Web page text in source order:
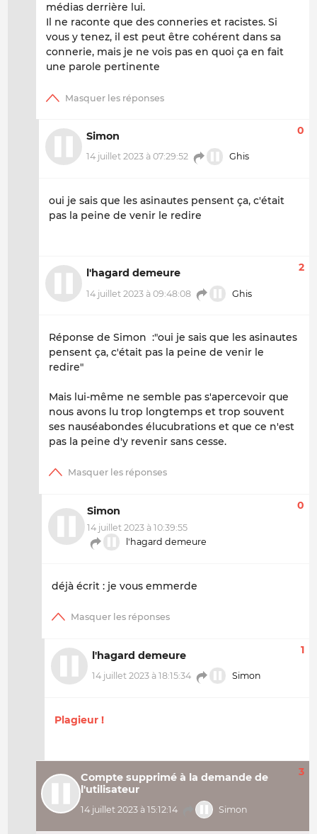
médias derrière lui.
Il ne raconte que des conneries et racistes. Si
vous y tenez, il est peut être cohérent dans sa
connerie, mais je ne vois pas en quoi ça en fait
une parole pertinente
Simon
14 juillet 2023 à 07:29:52 Ghis
0
oui je sais que les asinautes pensent ça, c'était
pas la peine de venir le redire
l'hagard demeure
14 juillet 2023 à 09:48:08 Ghis
2
Réponse de Simon :"oui je sais que les asinautes
pensent ça, c'était pas la peine de venir le
redire"
Mais lui-même ne semble pas s'apercevoir que
nous avons lu trop longtemps et trop souvent
ses nauséabondes élucubrations et que ce n'est
pas la peine d'y revenir sans cesse.
Simon
14 juillet 2023 à 10:39:55
l'hagard demeure
0
déjà écrit : je vous emmerde
l'hagard demeure
14 juillet 2023 à 18:15:34 Simon
1
Plagieur !
Compte supprimé à la demande de
l'utilisateur
14 juillet 2023 à 15:12:14 Simon
3